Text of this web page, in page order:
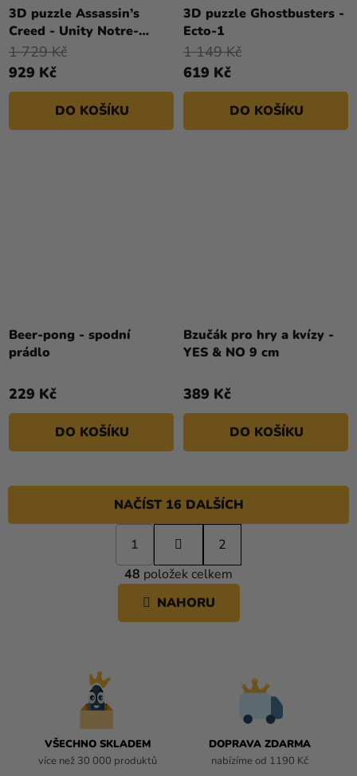
3D puzzle Assassin’s
Creed - Unity Notre-
Dame
929 Kč
1 729 Kč
DO KOŠÍKU
3D puzzle Ghostbusters -
Ecto-1
619 Kč
1 149 Kč
DO KOŠÍKU
Beer-pong - spodní
prádlo
229 Kč
DO KOŠÍKU
Bzučák pro hry a kvízy -
YES & NO 9 cm
389 Kč
DO KOŠÍKU
O
V
L
Á
NAČÍST 16 DALŠÍCH
S
t
r
á
k
o
1
2
48 položek celkem
NAHORU
VŠECHNO SKLADEM
více než 30 000 produktů
DOPRAVA ZDARMA
nabízíme od 1190 Kč